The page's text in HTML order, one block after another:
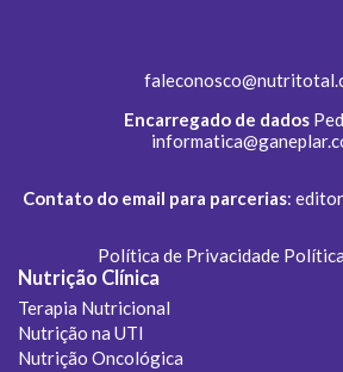
Encarregado de dados
Contato do email para parcerias:
Política de Privacidade
Nutrição Clínica
Terapia Nutricional
Nutrição na UTI
Nutrição Oncológica